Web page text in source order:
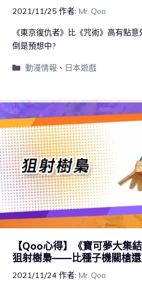
2021/11/25 作者: Mr. Qoo
《東京復仇者》比《咒術》高有點意
倒是預想中?
動漫情報 、 日本遊戲
【Qoo心得】《寶可夢大集
狙射樹梟——比種子機關槍還
2021/11/24 作者: Mr. Qoo